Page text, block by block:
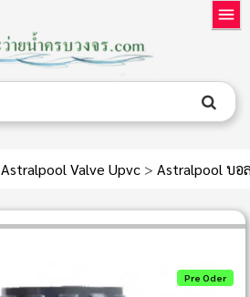
Astralpool Valve Upvc > Astralpool บอ
Pre Oder